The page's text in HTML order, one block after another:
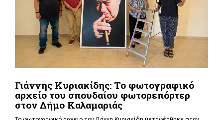
Γιάννης Κυριακίδης: Το φωτογραφικό
αρχείο του σπουδαίου φωτορεπόρτερ
στον Δήμο Καλαμαριάς